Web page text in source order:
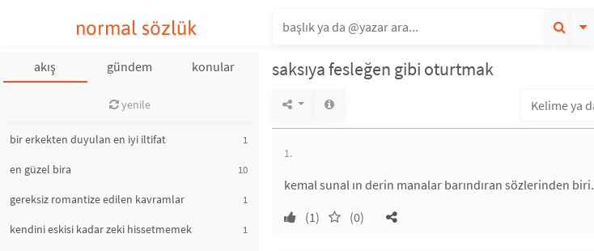
normal sözlük
akış gündem konular
yenile
bir erkekten duyulan en iyi iltifat 1
en güzel bira 10
gereksiz romantize edilen kavramlar 1
kendini eskisi kadar zeki hissetmemek 1
saksıya fesleğen gibi oturtmak
1.
kemal sunal ın derin manalar barındıran sözlerinden biri.
(1)
(0)